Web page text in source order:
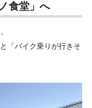
食堂」へ
「バイク乗りが行きそ